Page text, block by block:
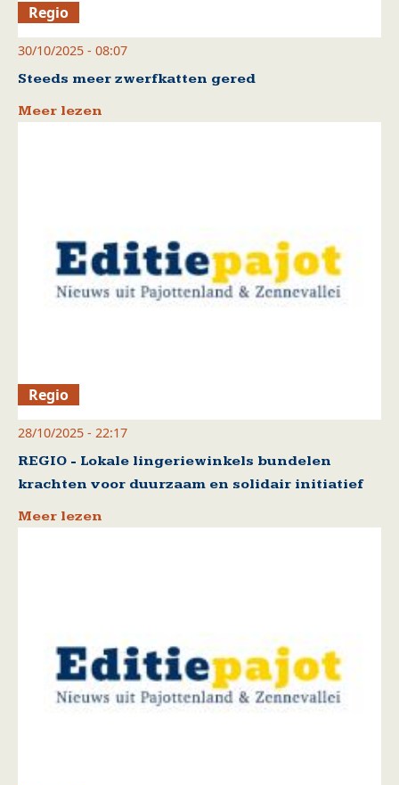
Regio
30/10/2025 - 08:07
Steeds meer zwerfkatten gered
Meer lezen
Regio
28/10/2025 - 22:17
REGIO - Lokale lingeriewinkels bundelen
krachten voor duurzaam en solidair initiatief
Meer lezen